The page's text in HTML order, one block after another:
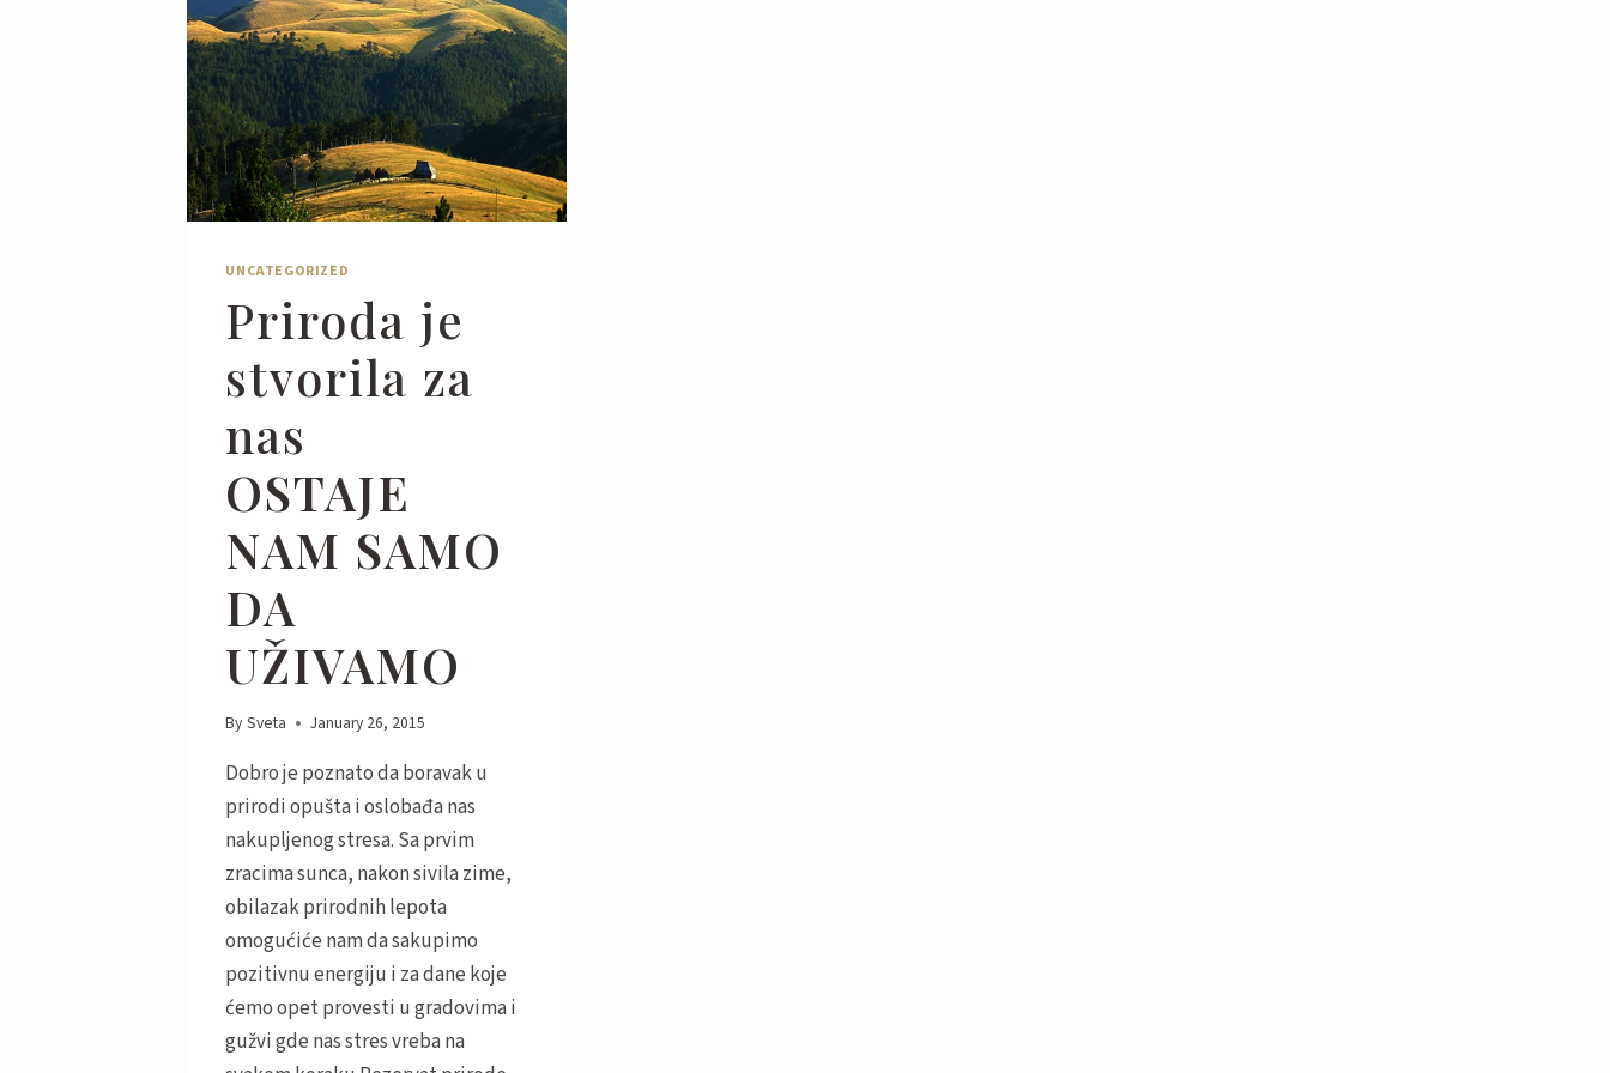
UNCATEGORIZED
Priroda je
stvorila za
nas
OSTAJE
NAM SAMO
DA
UŽIVAMO
By Sveta January 26, 2015
Dobro je poznato da boravak u
prirodi opušta i oslobađa nas
nakupljenog stresa. Sa prvim
zracima sunca, nakon sivila zime,
obilazak prirodnih lepota
omogućiće nam da sakupimo
pozitivnu energiju i za dane koje
ćemo opet provesti u gradovima i
gužvi gde nas stres vreba na